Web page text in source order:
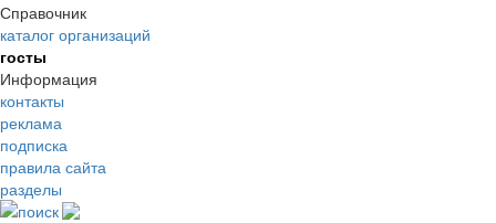
Справочник
каталог организаций
госты
Информация
контакты
реклама
подписка
правила сайта
разделы
поиск